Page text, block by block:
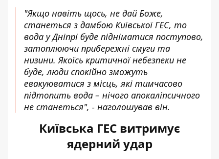
"Якщо навіть щось, не дай Боже,
станеться з дамбою Київської ГЕС, то
вода у Дніпрі буде підніматися поступово,
затоплюючи прибережні смуги та
низини. Якоїсь критичної небезпеки не
буде, люди спокійно зможуть
евакуюватися з місць, які тимчасово
підтопить вода – нічого апокаліпсичного
не станеться", - наголошував він.
Київська ГЕС витримує
ядерний удар